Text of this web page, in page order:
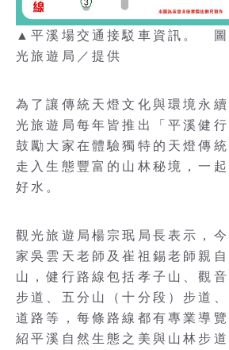
▲平溪場交通接駁車資訊。 圖
光旅遊局／提供
為了讓傳統天燈文化與環境永
光旅遊局每年皆推出「平溪健行
鼓勵大家在體驗獨特的天燈傳
走入生態豐富的山林秘境，一
好水。
觀光旅遊局楊宗珉局長表示，
家吳雲天老師及崔祖錫老師親
山，健行路線包括孝子山、觀
步道、五分山（十分段）步道
道路等，每條路線都有專業導
紹平溪自然生態之美與山林步